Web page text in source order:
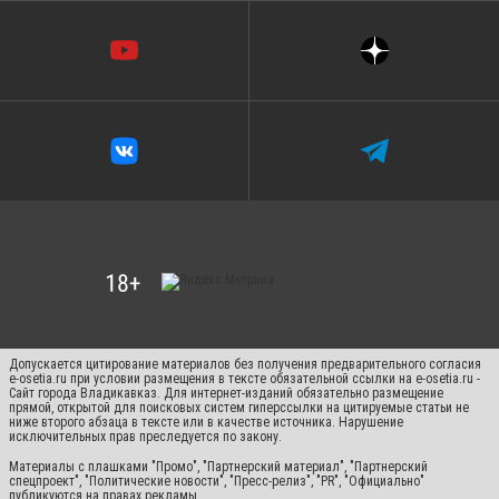
Допускается цитирование материалов без получения предварительного согласия
e-osetia.ru при условии размещения в тексте обязательной ссылки на e-osetia.ru -
Сайт города Владикавказ. Для интернет-изданий обязательно размещение
прямой, открытой для поисковых систем гиперссылки на цитируемые статьи не
ниже второго абзаца в тексте или в качестве источника. Нарушение
исключительных прав преследуется по закону.
Материалы с плашками "Промо", "Партнерский материал", "Партнерский
спецпроект", "Политические новости", "Пресс-релиз", "PR", "Официально"